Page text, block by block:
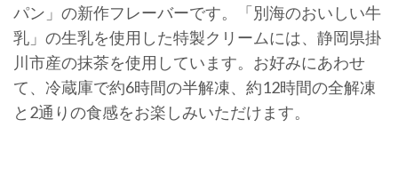
パン」の新作フレーバーです。「別海のおいしい牛
乳」の生乳を使用した特製クリームには、静岡県掛
川市産の抹茶を使用しています。お好みにあわせ
て、冷蔵庫で約6時間の半解凍、約12時間の全解凍
と2通りの食感をお楽しみいただけます。